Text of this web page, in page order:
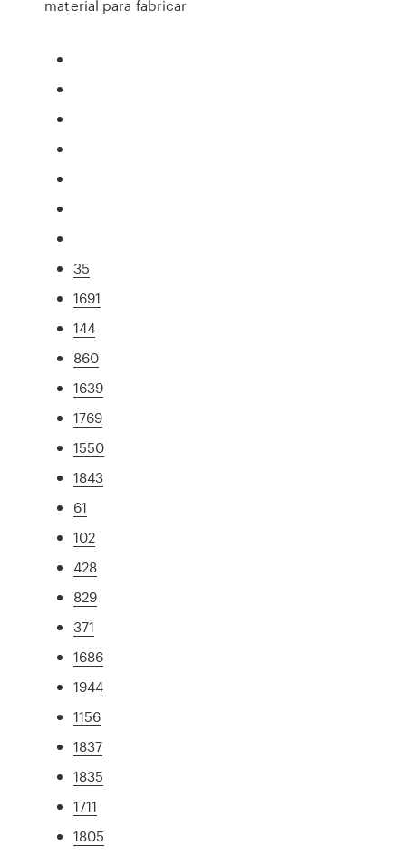
material para fabricar
35
1691
144
860
1639
1769
1550
1843
61
102
428
829
371
1686
1944
1156
1837
1835
1711
1805